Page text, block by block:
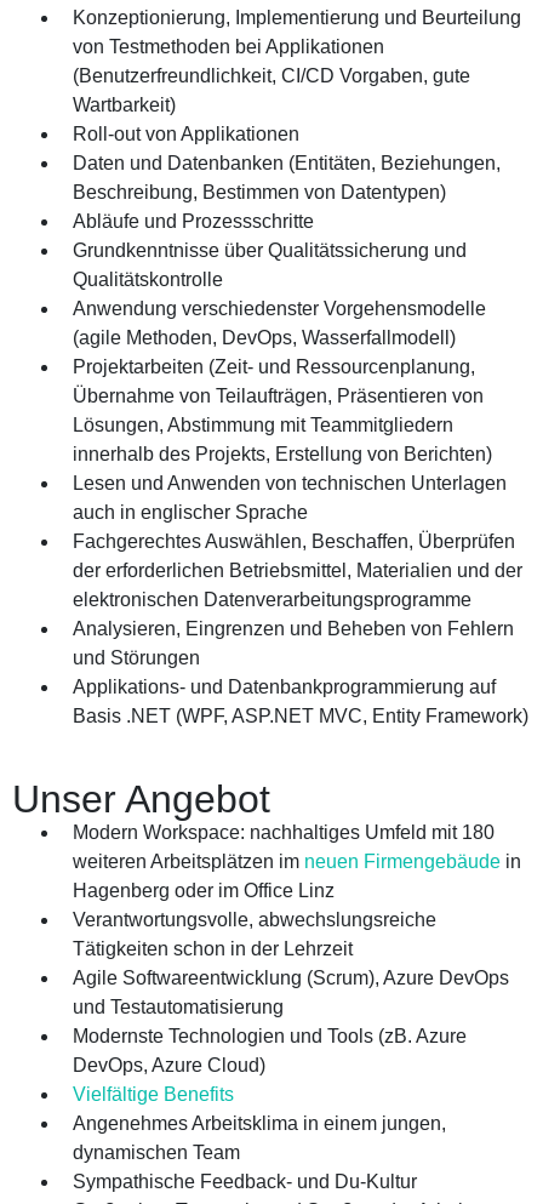
Konzeptionierung, Implementierung und Beurteilung
von Testmethoden bei Applikationen
(Benutzerfreundlichkeit, CI/CD Vorgaben, gute
Wartbarkeit)
Roll-out von Applikationen
Daten und Datenbanken (Entitäten, Beziehungen,
Beschreibung, Bestimmen von Datentypen)
Abläufe und Prozessschritte
Grundkenntnisse über Qualitätssicherung und
Qualitätskontrolle
Anwendung verschiedenster Vorgehensmodelle
(agile Methoden, DevOps, Wasserfallmodell)
Projektarbeiten (Zeit- und Ressourcenplanung,
Übernahme von Teilaufträgen, Präsentieren von
Lösungen, Abstimmung mit Teammitgliedern
innerhalb des Projekts, Erstellung von Berichten)
Lesen und Anwenden von technischen Unterlagen
auch in englischer Sprache
Fachgerechtes Auswählen, Beschaffen, Überprüfen
der erforderlichen Betriebsmittel, Materialien und der
elektronischen Datenverarbeitungsprogramme
Analysieren, Eingrenzen und Beheben von Fehlern
und Störungen
Applikations- und Datenbankprogrammierung auf
Basis .NET (WPF, ASP.NET MVC, Entity Framework)
Unser Angebot
Modern Workspace: nachhaltiges Umfeld mit 180
weiteren Arbeitsplätzen im neuen Firmengebäude in
Hagenberg oder im Office Linz
Verantwortungsvolle, abwechslungsreiche
Tätigkeiten schon in der Lehrzeit
Agile Softwareentwicklung (Scrum), Azure DevOps
und Testautomatisierung
Modernste Technologien und Tools (zB. Azure
DevOps, Azure Cloud)
Vielfältige Benefits
Angenehmes Arbeitsklima in einem jungen,
dynamischen Team
Sympathische Feedback- und Du-Kultur